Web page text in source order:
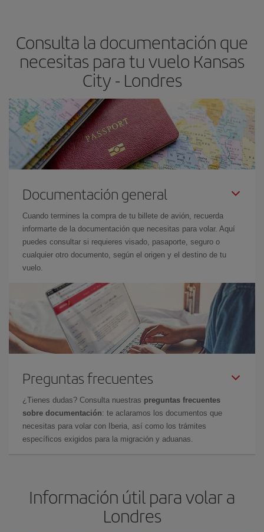
avión más baratos te saldrán. Además, si buscas los vuelos con
las fechas y los horarios del viaje un poco abiertos, podráselegir
el precio más barato.
Consulta la documentación que
necesitas para tu vuelo Kansas
City - Londres
Documentación general
Cuando termines la compra de tu billete de avión, recuerda
informarte de la documentación que necesitas para volar. Aquí
puedes consultar si requieres visado, pasaporte, seguro o
cualquier otro documento, según el origen y el destino de tu
vuelo.
Preguntas frecuentes
¿Tienes dudas? Consulta nuestras preguntas frecuentes
sobre documentación: te aclaramos los documentos que
necesitas para volar con Iberia, así como los trámites
específicos exigidos para la migración y aduanas.
Información útil para volar a
Londres